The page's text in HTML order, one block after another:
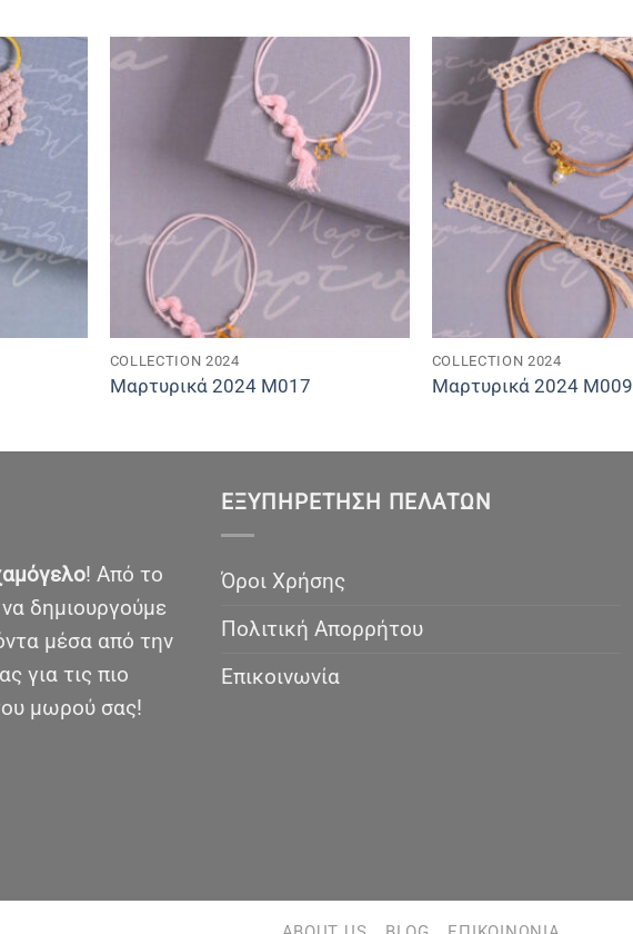
COLLECTION 2024
Μαρτυρικά 2024 M017
COLLECTION 2024
Μαρτυρικά 2024 M009
! Από το
δημιουργούμε
μέσα από την
για τις πιο
μωρού σας!
ΕΞΥΠΗΡΈΤΗΣΗ ΠΕΛΑΤΏΝ
Όροι Χρήσης
Πολιτική Απορρήτου
Επικοινωνία